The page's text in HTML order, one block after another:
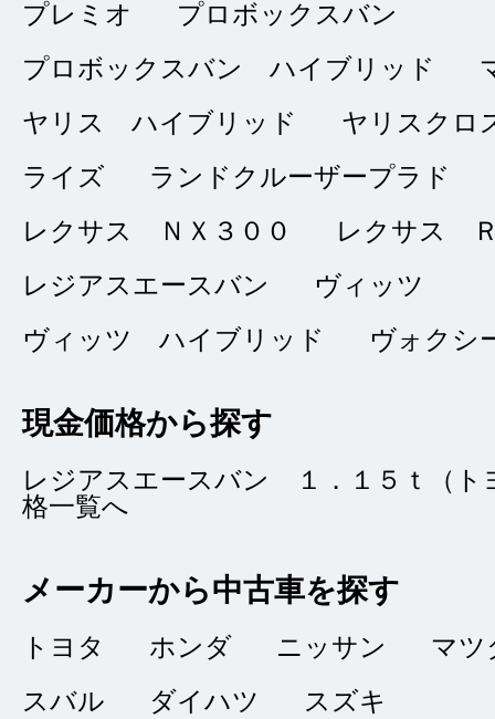
★★★★★
5点
総合評価
2024/10/09
大満足の取
さとちん
接客： 5 ｜ 雰囲
問合せ：
｜ 説
スＵ－ｃａｒ」さ
当された「森野」
★★★★★ ありがとう
プレミオ
プロボックスバン
プロボックスバン ハイブリッド
ヤリス ハイブリッド
ヤリスク
ライズ
ランドクルーザープラド
レクサス ＮＸ３００
レクサス
レジアスエースバン
ヴィッツ
ヴィッツ ハイブリッド
ヴォクシ
現金価格から探す
レジアスエースバン １．１５ｔ（ト
格一覧へ
メーカーから中古車を探す
トヨタ ホンダ ニッサン
マツ
スバル
ダイハツ
スズキ